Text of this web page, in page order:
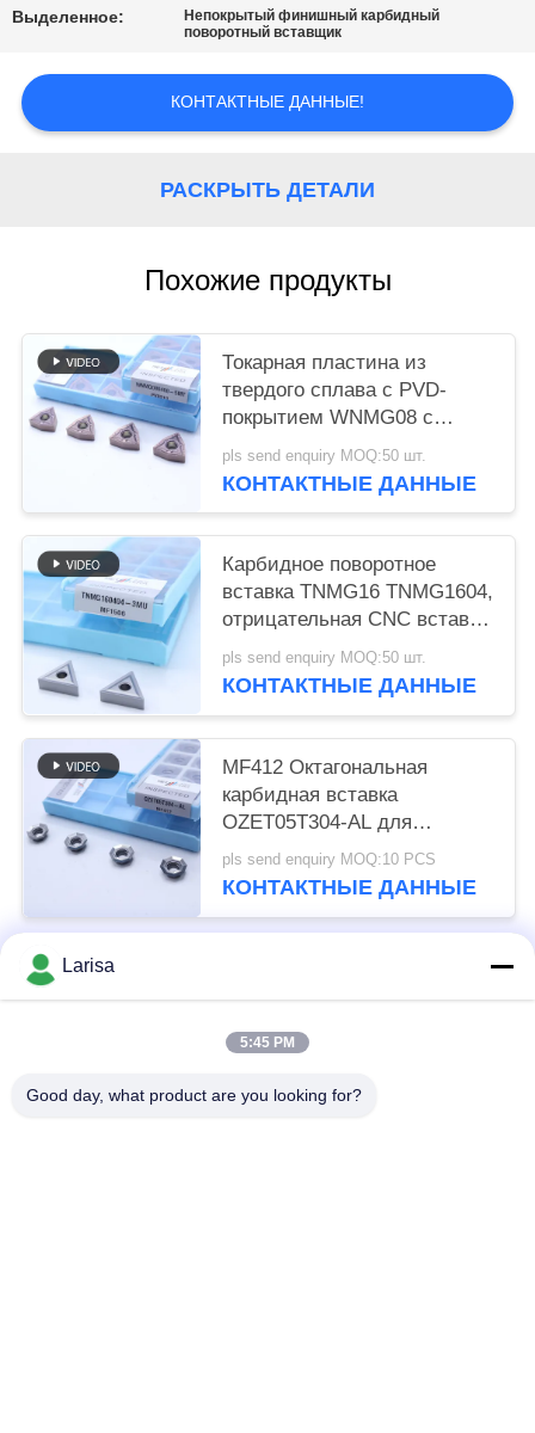
Выделенное:
Непокрытый финишный карбидный
поворотный вставщик
КОНТАКТНЫЕ ДАННЫЕ!
РАСКРЫТЬ ДЕТАЛИ
Похожие продукты
Токарная пластина из
твердого сплава с PVD-
покрытием WNMG08 с
стружколомом 5MT для
стали и легированной стали
pls send enquiry MOQ:50 шт.
КОНТАКТНЫЕ ДАННЫЕ
Карбидное поворотное
вставка TNMG16 TNMG1604,
отрицательная CNC вставка
с 3MU полуфабрикатом
Chipbreaker
pls send enquiry MOQ:50 шт.
КОНТАКТНЫЕ ДАННЫЕ
MF412 Октагональная
карбидная вставка
OZET05T304-AL для
обработки алюминиевой
нержавеющей стали
pls send enquiry MOQ:10 PCS
КОНТАКТНЫЕ ДАННЫЕ
Популярные категории
Larisa
5:45 PM
Good day, what product are you looking for?